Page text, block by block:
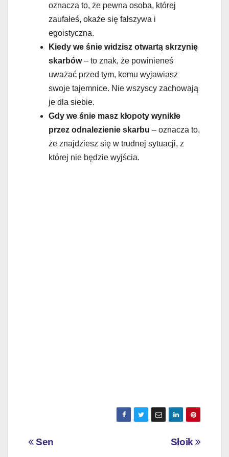
oznacza to, że pewna osoba, której
zaufałeś, okaże się fałszywa i
egoistyczna.
Kiedy we śnie widzisz otwartą skrzynię
skarbów– to znak, że powinieneś
uważać przed tym, komu wyjawiasz
swoje tajemnice. Nie wszyscy zachowają
je dla siebie.
Gdy we śnie masz kłopoty wynikłe
przez odnalezienie skarbu – oznacza to,
że znajdziesz się w trudnej sytuacji, z
której nie będzie wyjścia.
Nawigacja
Słoik
Sen